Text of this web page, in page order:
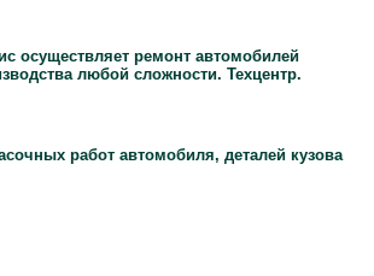
осуществляет ремонт автомобилей
любой сложности. Техцентр.
работ автомобиля, деталей кузова